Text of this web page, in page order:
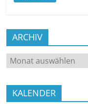
ARCHIV
ARCHIV
KALENDER